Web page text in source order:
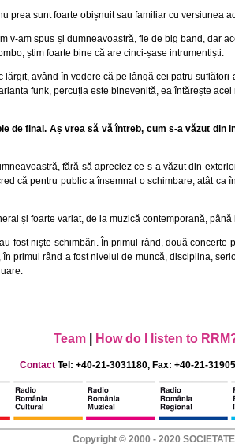
prea sunt foarte obișnuit sau familiar cu versiunea
v-am spus și dumneavoastră, fie de big band, dar
știm foarte bine că are cinci-șase intrumentiști.
lărgit, având în vedere că pe lângă cei patru
funk, percuția este binevenită, ea întărește
de final. Aș vrea să vă întreb, cum s-a văzut
fără să apreciez ce s-a văzut din
că pentru public a însemnat o schimbare, atât
și foarte variat, de la muzică contemporană,
fost niște schimbări. În primul rând, două
primul rând a fost nivelul de muncă, disciplina,
Team How do I listen to
Contact Tel: +40-21-3031180, Fax: +40-21-
Copyright © 2000 - 2020